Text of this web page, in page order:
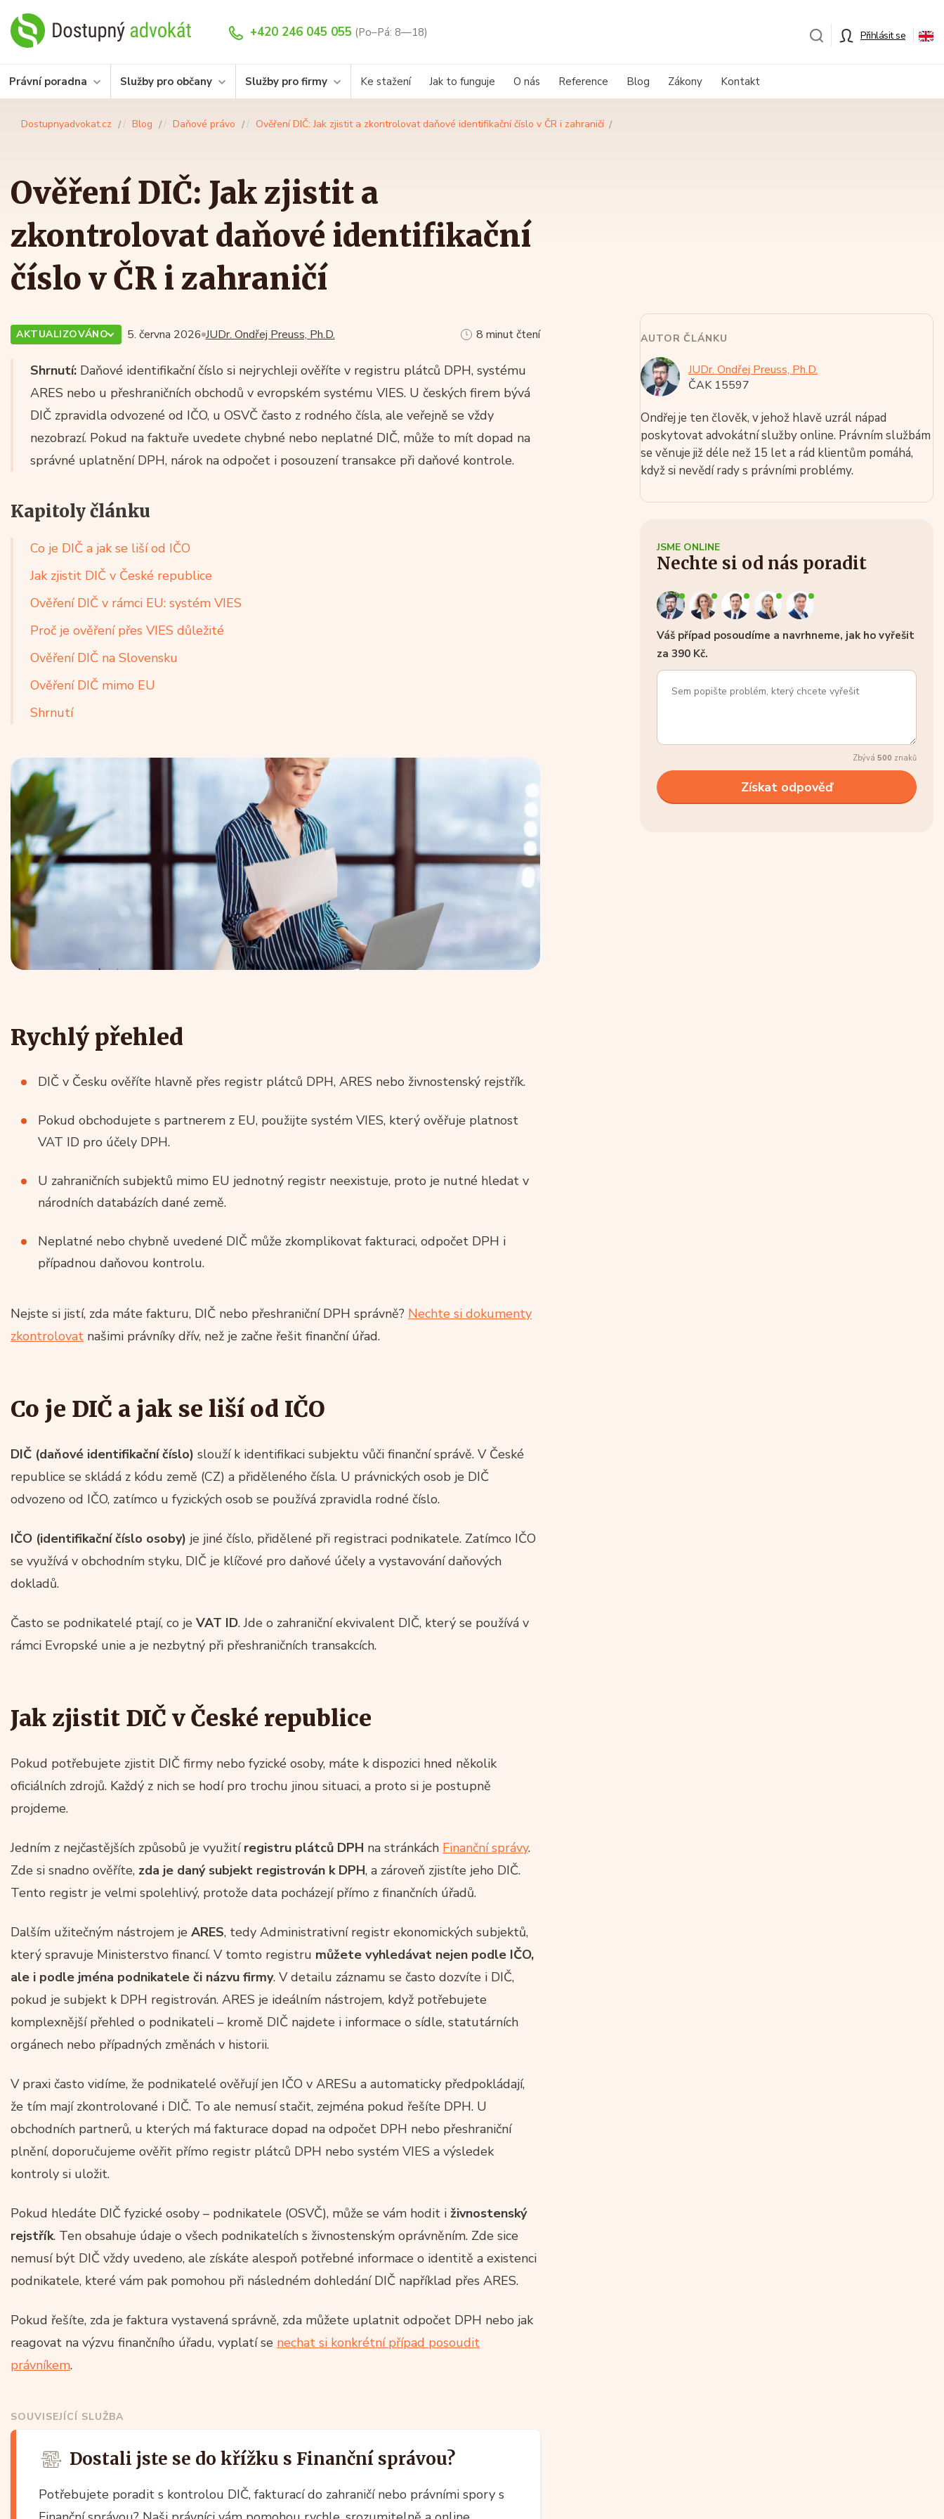
+420 246 045 055 (Po–Pá: 8—18) Přihlásit se
Právní poradna Služby pro občany Služby pro firmy Ke stažení Jak to funguje O nás Reference Blog Zákony Kontakt
Dostupnyadvokat.cz Blog Daňové právo Ověření DIČ: Jak zjistit a zkontrolovat daňové identifikační číslo v ČR i zahraničí
Ověření DIČ: Jak zjistit a
zkontrolovat daňové identifikační
číslo v ČR i zahraničí
JUDr. Ondřej Preuss, Ph.D.
AKTUALIZOVÁNO 5. června 2026 8 minut čtení
Shrnutí: Daňové identifikační číslo si nejrychleji ověříte v registru plátců DPH, systému
ARES nebo u přeshraničních obchodů v evropském systému VIES. U českých firem bývá
DIČ zpravidla odvozené od IČO, u OSVČ často z rodného čísla, ale veřejně se vždy
nezobrazí. Pokud na faktuře uvedete chybné nebo neplatné DIČ, může to mít dopad na
správné uplatnění DPH, nárok na odpočet i posouzení transakce při daňové kontrole.
Kapitoly článku
Co je DIČ a jak se liší od IČO
Jak zjistit DIČ v České republice
Ověření DIČ v rámci EU: systém VIES
Proč je ověření přes VIES důležité
Ověření DIČ na Slovensku
Ověření DIČ mimo EU
Shrnutí
Rychlý přehled
DIČ v Česku ověříte hlavně přes registr plátců DPH, ARES nebo živnostenský rejstřík.
Pokud obchodujete s partnerem z EU, použijte systém VIES, který ověřuje platnost
VAT ID pro účely DPH.
U zahraničních subjektů mimo EU jednotný registr neexistuje, proto je nutné hledat v
národních databázích dané země.
Neplatné nebo chybně uvedené DIČ může zkomplikovat fakturaci, odpočet DPH i
případnou daňovou kontrolu.
Nejste si jistí, zda máte fakturu, DIČ nebo přeshraniční DPH správně? Nechte si dokumenty
zkontrolovat našimi právníky dřív, než je začne řešit finanční úřad.
Co je DIČ a jak se liší od IČO
DIČ (daňové identifikační číslo) slouží k identifikaci subjektu vůči finanční správě. V České
republice se skládá z kódu země (CZ) a přiděleného čísla. U právnických osob je DIČ
odvozeno od IČO, zatímco u fyzických osob se používá zpravidla rodné číslo.
IČO (identifikační číslo osoby) je jiné číslo, přidělené při registraci podnikatele. Zatímco IČO
se využívá v obchodním styku, DIČ je klíčové pro daňové účely a vystavování daňových
dokladů.
Často se podnikatelé ptají, co je VAT ID. Jde o zahraniční ekvivalent DIČ, který se používá v
rámci Evropské unie a je nezbytný při přeshraničních transakcích.
Jak zjistit DIČ v České republice
Pokud potřebujete zjistit DIČ firmy nebo fyzické osoby, máte k dispozici hned několik
oficiálních zdrojů. Každý z nich se hodí pro trochu jinou situaci, a proto si je postupně
projdeme.
Jedním z nejčastějších způsobů je využití registru plátců DPH na stránkách Finanční správy.
Zde si snadno ověříte, zda je daný subjekt registrován k DPH, a zároveň zjistíte jeho DIČ.
Tento registr je velmi spolehlivý, protože data pocházejí přímo z finančních úřadů.
Dalším užitečným nástrojem je ARES, tedy Administrativní registr ekonomických subjektů,
který spravuje Ministerstvo financí. V tomto registru můžete vyhledávat nejen podle IČO,
ale i podle jména podnikatele či názvu firmy. V detailu záznamu se často dozvíte i DIČ,
pokud je subjekt k DPH registrován. ARES je ideálním nástrojem, když potřebujete
komplexnější přehled o podnikateli – kromě DIČ najdete i informace o sídle, statutárních
orgánech nebo případných změnách v historii.
V praxi často vidíme, že podnikatelé ověřují jen IČO v ARESu a automaticky předpokládají,
že tím mají zkontrolované i DIČ. To ale nemusí stačit, zejména pokud řešíte DPH. U
obchodních partnerů, u kterých má fakturace dopad na odpočet DPH nebo přeshraniční
plnění, doporučujeme ověřit přímo registr plátců DPH nebo systém VIES a výsledek
kontroly si uložit.
Pokud hledáte DIČ fyzické osoby – podnikatele (OSVČ), může se vám hodit i živnostenský
rejstřík. Ten obsahuje údaje o všech podnikatelích s živnostenským oprávněním. Zde sice
nemusí být DIČ vždy uvedeno, ale získáte alespoň potřebné informace o identitě a existenci
podnikatele, které vám pak pomohou při následném dohledání DIČ například přes ARES.
Pokud řešíte, zda je faktura vystavená správně, zda můžete uplatnit odpočet DPH nebo jak
reagovat na výzvu finančního úřadu, vyplatí se nechat si konkrétní případ posoudit
právníkem.
SOUVISEJÍCÍ SLUŽBA
Dostali jste se do křížku s Finanční správou?
Potřebujete poradit s kontrolou DIČ, fakturací do zahraničí nebo právními spory s
AUTOR ČLÁNKU
JUDr. Ondřej Preuss, Ph.D.
ČAK 15597
Ondřej je ten člověk, v jehož hlavě uzrál nápad
poskytovat advokátní služby online. Právním službám
se věnuje již déle než 15 let a rád klientům pomáhá,
když si nevědí rady s právními problémy.
JSME ONLINE
Nechte si od nás poradit
Váš případ posoudíme a navrhneme, jak ho vyřešit
za 390 Kč.
Zbývá 500 znaků